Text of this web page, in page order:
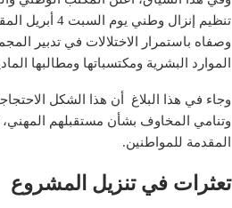
تنظيم إنزال
وصفاه باستمرار الاختلالات في تدبير
الموارد البشرية ومكتسباتها ومطالبها
وجاء في هذا البلاغ أن هذا الشكل
وتنامي المخاوف بشأن مستقبلهم
المقدمة للمواطنين.
تعثرات في تنزيل المشروع